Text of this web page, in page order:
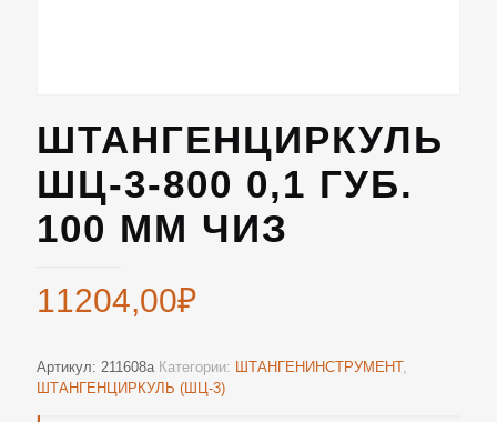
ШТАНГЕНЦИРКУЛЬ
ШЦ-3-800 0,1 ГУБ.
100 ММ ЧИЗ
11204,00₽
Артикул: 211608а Категории: ШТАНГЕНИНСТРУМЕНТ,
ШТАНГЕНЦИРКУЛЬ (ШЦ-3)